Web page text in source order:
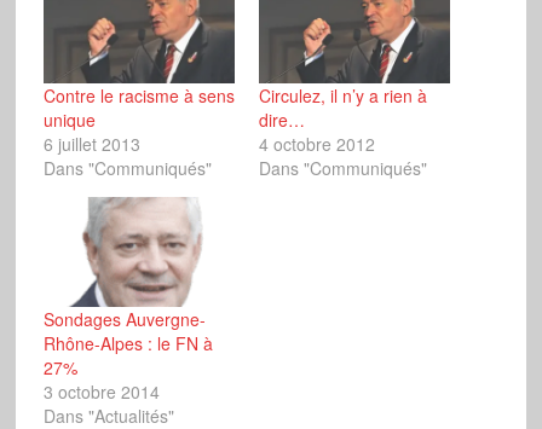
Contre le racisme à sens
unique
6 juillet 2013
Dans "Communiqués"
Circulez, il n’y a rien à
dire…
4 octobre 2012
Dans "Communiqués"
Sondages Auvergne-
Rhône-Alpes : le FN à
27%
3 octobre 2014
Dans "Actualités"